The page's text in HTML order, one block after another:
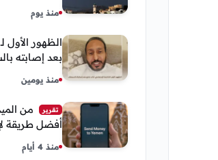
اجتماعية
منذ يوم
الظهور الأول
بعد إصابته
رحلة العلاج
منذ يومين
تقرير
من
أفضل طريقة
إلى اليمن من
وأمريكا
منذ 4 أيام